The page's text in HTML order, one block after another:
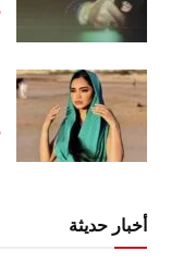
أخبار حديثة